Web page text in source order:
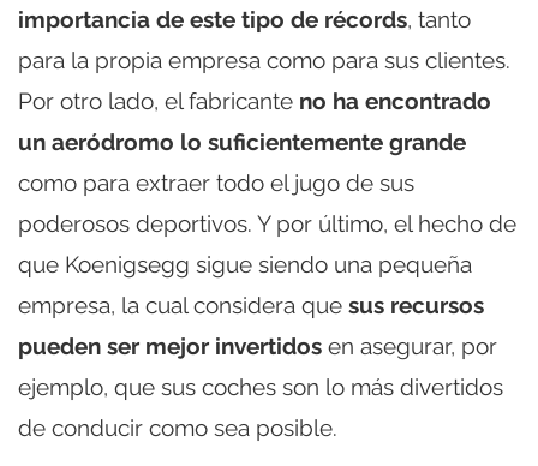
importancia de este tipo de récords, tanto
para la propia empresa como para sus clientes.
Por otro lado, el fabricante no ha encontrado
un aeródromo lo suficientemente grande
como para extraer todo el jugo de sus
poderosos deportivos. Y por último, el hecho de
que Koenigsegg sigue siendo una pequeña
empresa, la cual considera que sus recursos
pueden ser mejor invertidos en asegurar, por
ejemplo, que sus coches son lo más divertidos
de conducir como sea posible.